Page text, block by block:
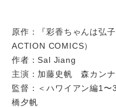
原作：『彩香ちゃんは弘
ACTION COMICS）
作者：Sal Jiang
主演：加藤史帆 森カンナ
監督：＜ハワイアン編1
橋夕帆